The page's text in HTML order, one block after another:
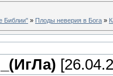
Библии" » Плоды неверия в Бога »